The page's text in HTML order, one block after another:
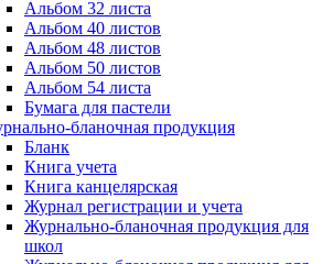
Альбом 32 листа
Альбом 40 листов
Альбом 48 листов
Альбом 50 листов
Альбом 54 листа
Бумага для пастели
бланочная продукция
Бланк
Книга учета
Книга канцелярская
Журнал регистрации и учета
Журнально-бланочная продукция для
школ